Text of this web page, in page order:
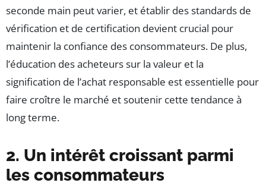
seconde main peut varier, et établir des standards de
vérification et de certification devient crucial pour
maintenir la confiance des consommateurs. De plus,
l’éducation des acheteurs sur la valeur et la
signification de l’achat responsable est essentielle pour
faire croître le marché et soutenir cette tendance à
long terme.
2. Un intérêt croissant parmi
les consommateurs